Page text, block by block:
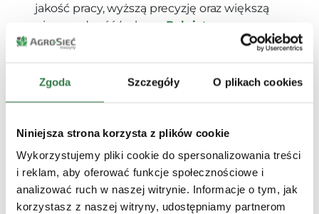
Zgoda Szczegóły O plikach cookies
Niniejsza strona korzysta z plików cookie
Wykorzystujemy pliki cookie do spersonalizowania treści
i reklam, aby oferować funkcje społecznościowe i
analizować ruch w naszej witrynie. Informacje o tym, jak
korzystasz z naszej witryny, udostępniamy partnerom
jakość pracy, wyższą precyzję oraz większą
niezawodność (zobacz: Rolnictwo
precyzyjne
umożliwia rozłożenie dużego wydatku na
wiele lat, co sprawia, że miesięczne
temu zakup maszyny staje się bardziej
przystępny, a gospodarstwo może lepiej
zarządzać swoją płynnością finansową.
Preferencyjne warunki dla rolników –
banki często oferują preferencyjne warunki